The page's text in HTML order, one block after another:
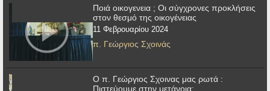
Ποιά οικογενεια ; Οι σύγχρονες προκλήσεις
στον θεσμό της οικογένειας
11 Φεβρουαρίου 2024
π. Γεώργιος Σχοινάς
Ο π. Γεώργιος Σχοινας μας ρωτά :
Πιστεύουμε στην μετάνοια;